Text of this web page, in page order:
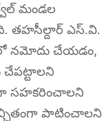
మండల
తహసీల్దార్ ఎస్.వి.
నమోదు చేయడం,
చేపట్టాలని
సహకరించాలని
పాటించాలని